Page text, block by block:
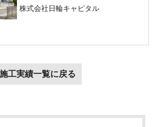
株式会社日輪キャピタル
工実績一覧に戻る